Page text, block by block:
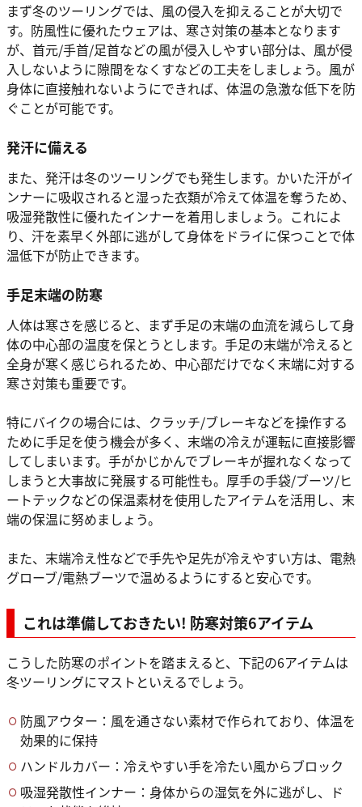
まず冬のツーリングでは、風の侵入を抑えることが大切で
す。防風性に優れたウェアは、寒さ対策の基本となります
が、首元/手首/足首などの風が侵入しやすい部分は、風が侵
入しないように隙間をなくすなどの工夫をしましょう。風が
身体に直接触れないようにできれば、体温の急激な低下を防
ぐことが可能です。
発汗に備える
また、発汗は冬のツーリングでも発生します。かいた汗がイ
ンナーに吸収されると湿った衣類が冷えて体温を奪うため、
吸湿発散性に優れたインナーを着用しましょう。これによ
り、汗を素早く外部に逃がして身体をドライに保つことで体
温低下が防止できます。
手足末端の防寒
人体は寒さを感じると、まず手足の末端の血流を減らして身
体の中心部の温度を保とうとします。手足の末端が冷えると
全身が寒く感じられるため、中心部だけでなく末端に対する
寒さ対策も重要です。
特にバイクの場合には、クラッチ/ブレーキなどを操作する
ために手足を使う機会が多く、末端の冷えが運転に直接影響
してしまいます。手がかじかんでブレーキが握れなくなって
しまうと大事故に発展する可能性も。厚手の手袋/ブーツ/ヒ
ートテックなどの保温素材を使用したアイテムを活用し、末
端の保温に努めましょう。
また、末端冷え性などで手先や足先が冷えやすい方は、電熱
グローブ/電熱ブーツで温めるようにすると安心です。
これは準備しておきたい! 防寒対策6アイテム
こうした防寒のポイントを踏まえると、下記の6アイテムは
冬ツーリングにマストといえるでしょう。
防風アウター：風を通さない素材で作られており、体温を
効果的に保持
ハンドルカバー：冷えやすい手を冷たい風からブロック
吸湿発散性インナー：身体からの湿気を外に逃がし、ド